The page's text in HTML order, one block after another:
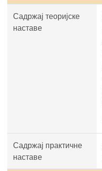
Садржај теоријске
наставе
Садржај практичне
наставе